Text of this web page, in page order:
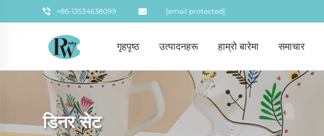
+86-13534638099 [email protected]
गृहपृष्ठ उत्पादनहरू हाम्रो बारेमा समाचार
डिनर सेट